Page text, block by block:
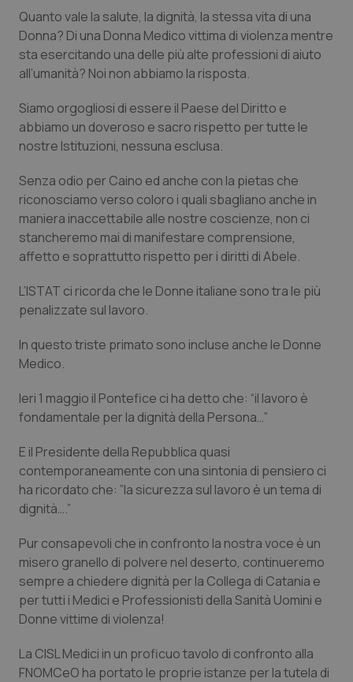
Basilicata
Calabria
Campania
Friuli Venezia Giulia
Lazio
Liguria
Marche
Molise
Piemonte
Provincia Autonoma di Bolzano
Provincia Autonoma di Trento
Puglia
Sardegna
Sicilia
Artrite & artrosi
Asma & BPCO
Car-T
Dermatite Atopica
Diabete & glucometri
Disturbi dell’umore
Donna & Salute
Epatiti
HIV
Infezioni & Febbre
Ipertensione & Scompenso
Malattie rare
Malattia di Crohn & Rettocolite Ulcerosa
Neuroscienze & patologie neurodegenerative
QS Club Newsletter
Quanto vale la salute, la dignità, la stessa vita di una
Donna? Di una Donna Medico vittima di violenza mentre
sta esercitando una delle più alte professioni di aiuto
all’umanità? Noi non abbiamo la risposta.
Siamo orgogliosi di essere il Paese del Diritto e
abbiamo un doveroso e sacro rispetto per tutte le
nostre Istituzioni, nessuna esclusa.
Senza odio per Caino ed anche con la pietas che
riconosciamo verso coloro i quali sbagliano anche in
maniera inaccettabile alle nostre coscienze, non ci
stancheremo mai di manifestare comprensione,
affetto e soprattutto rispetto per i diritti di Abele.
L’ISTAT ci ricorda che le Donne italiane sono tra le più
penalizzate sul lavoro.
In questo triste primato sono incluse anche le Donne
Medico.
Ieri 1 maggio il Pontefice ci ha detto che: “il lavoro è
fondamentale per la dignità della Persona…”
E il Presidente della Repubblica quasi
contemporaneamente con una sintonia di pensiero ci
ha ricordato che: ”la sicurezza sul lavoro è un tema di
dignità….”
Pur consapevoli che in confronto la nostra voce è un
misero granello di polvere nel deserto, continueremo
sempre a chiedere dignità per la Collega di Catania e
per tutti i Medici e Professionisti della Sanità Uomini e
Donne vittime di violenza!
La CISL Medici in un proficuo tavolo di confronto alla
FNOMCeO ha portato le proprie istanze per la tutela di